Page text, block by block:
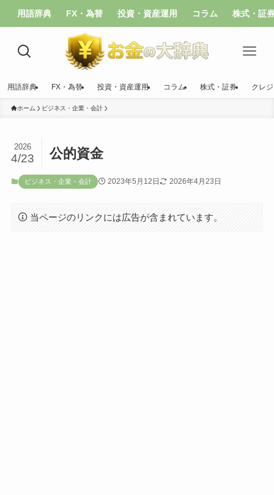
用語辞典 FX・為替 投資・資産運用 コラム 株式・証
用語辞典 FX・為替 投資・資産運用 コラム 株式・証券 クレ
ホーム ビジネス・企業・会計
公的資金
2026
4/23
ビジネス・企業・会計 2023年5月12日 2026年4月23日
当ページのリンクには広告が含まれています。